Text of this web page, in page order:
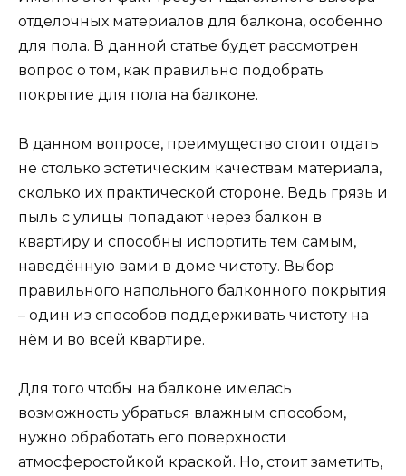
отделочных материалов для балкона, особенно
для пола. В данной статье будет рассмотрен
вопрос о том, как правильно подобрать
покрытие для пола на балконе.
В данном вопросе, преимущество стоит отдать
не столько эстетическим качествам материала,
сколько их практической стороне. Ведь грязь и
пыль с улицы попадают через балкон в
квартиру и способны испортить тем самым,
наведённую вами в доме чистоту. Выбор
правильного напольного балконного покрытия
– один из способов поддерживать чистоту на
нём и во всей квартире.
Для того чтобы на балконе имелась
возможность убраться влажным способом,
нужно обработать его поверхности
атмосферостойкой краской. Но, стоит заметить,